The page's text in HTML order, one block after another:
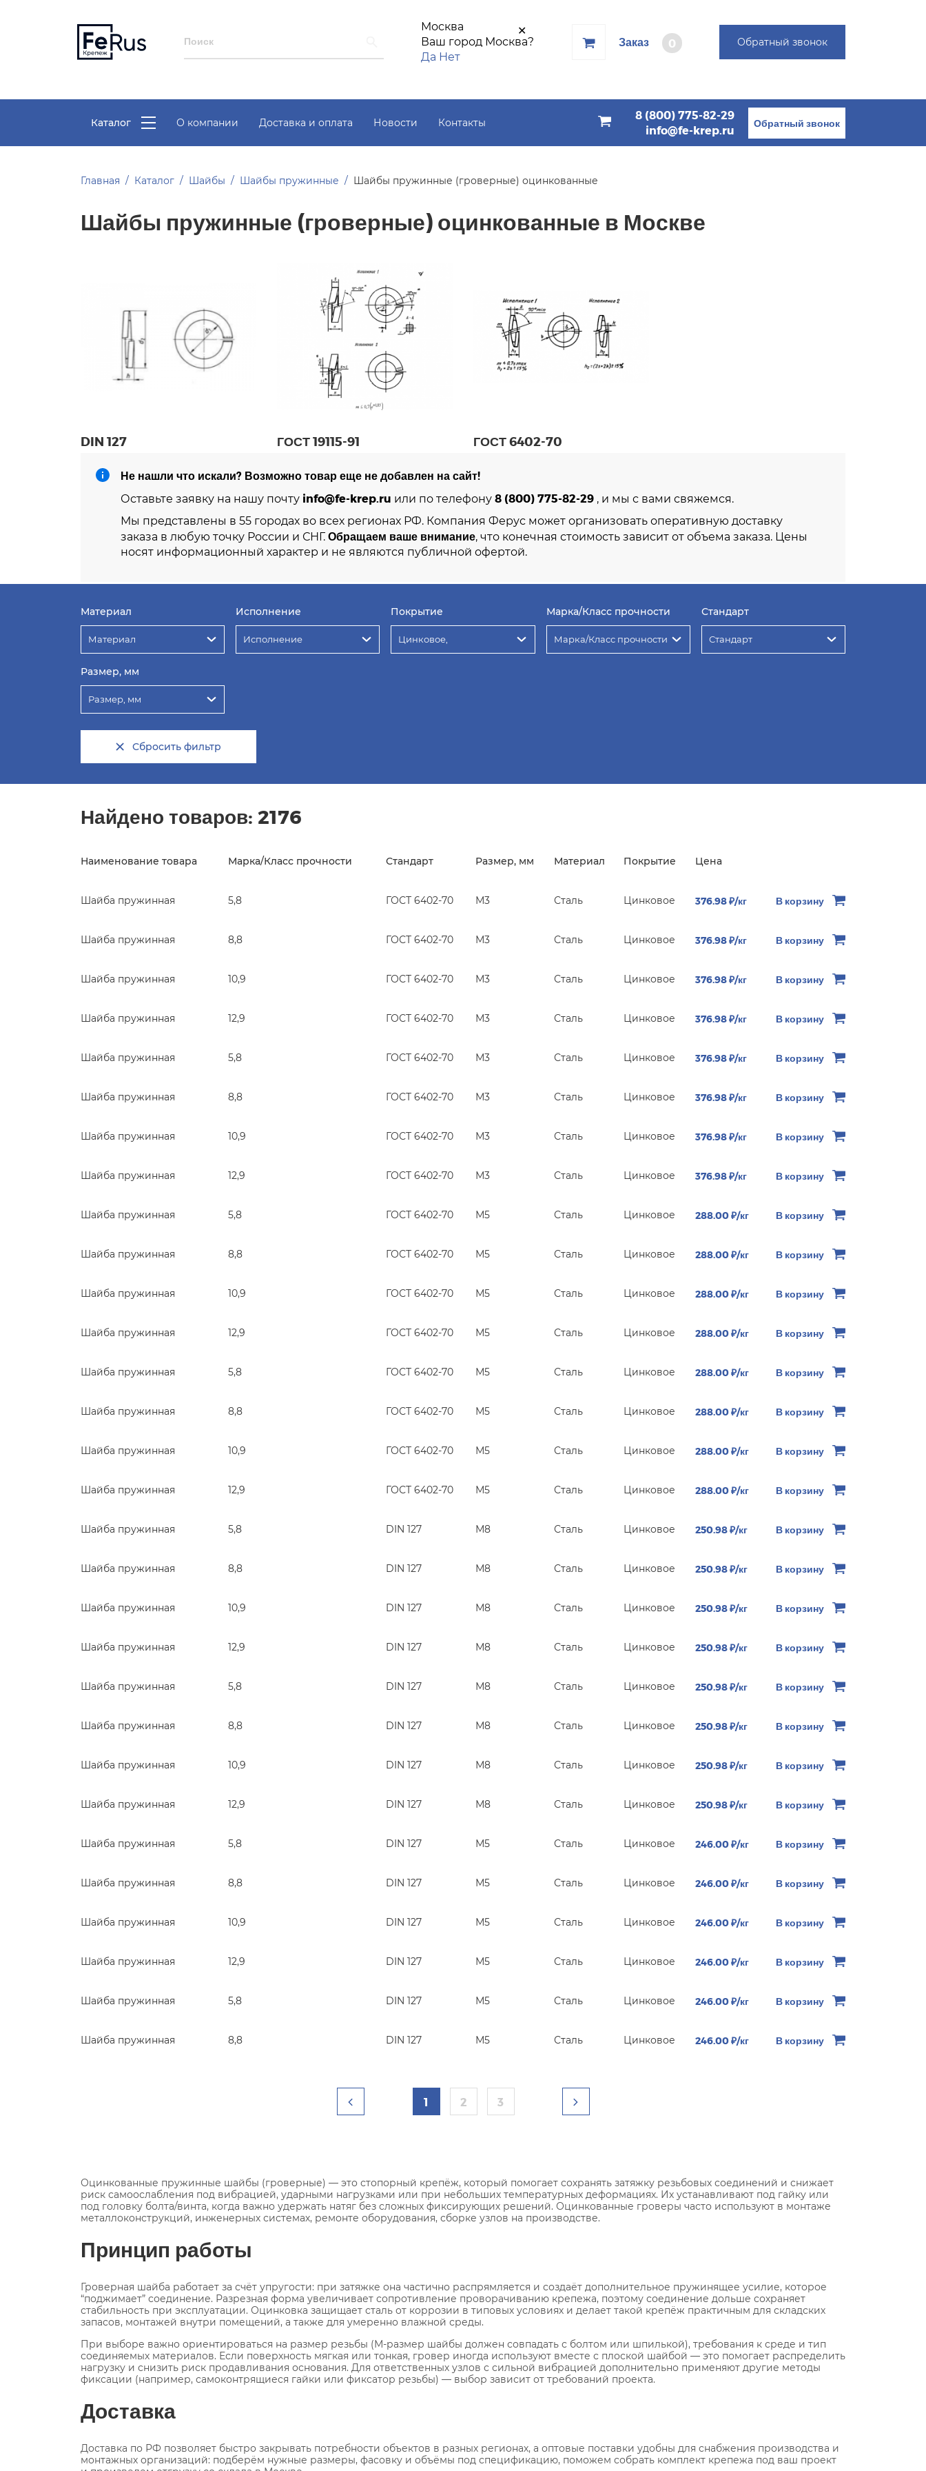
Москва
✕
Ваш город Москва?
Да Нет
Заказ 0 Обратный звонок
Каталог О компании Доставка и оплата Новости Контакты
8 (800) 775-82-29
info@fe-krep.ru
Обратный звонок
Главная Каталог Шайбы Шайбы пружинные Шайбы пружинные (гроверные) оцинкованные
Шайбы пружинные (гроверные) оцинкованные в Москве
DIN 127 ГОСТ 19115-91 ГОСТ 6402-70
Не нашли что искали? Возможно товар еще не добавлен на сайт!
Оставьте заявку на нашу почту info@fe-krep.ru или по телефону 8 (800) 775-82-29 , и мы с вами свяжемся.
Мы представлены в 55 городах во всех регионах РФ. Компания Ферус может организовать оперативную доставку
заказа в любую точку России и СНГ. Обращаем ваше внимание, что конечная стоимость зависит от объема заказа. Цены
носят информационный характер и не являются публичной офертой.
Материал
Материал
Исполнение
Исполнение
Покрытие
Цинковое,
Марка/Класс прочности
Марка/Класс прочности
Стандарт
Стандарт
Размер, мм
Размер, мм
Сбросить фильтр
Найдено товаров: 2176
Наименование товара Марка/Класс прочности Стандарт Размер, мм Материал Покрытие Цена
Шайба пружинная 5,8 ГОСТ 6402-70 М3 Сталь Цинковое 376.98 ₽/кг В корзину
Шайба пружинная 8,8 ГОСТ 6402-70 М3 Сталь Цинковое 376.98 ₽/кг В корзину
Шайба пружинная 10,9 ГОСТ 6402-70 М3 Сталь Цинковое 376.98 ₽/кг В корзину
Шайба пружинная 12,9 ГОСТ 6402-70 М3 Сталь Цинковое 376.98 ₽/кг В корзину
Шайба пружинная 5,8 ГОСТ 6402-70 М3 Сталь Цинковое 376.98 ₽/кг В корзину
Шайба пружинная 8,8 ГОСТ 6402-70 М3 Сталь Цинковое 376.98 ₽/кг В корзину
Шайба пружинная 10,9 ГОСТ 6402-70 М3 Сталь Цинковое 376.98 ₽/кг В корзину
Шайба пружинная 12,9 ГОСТ 6402-70 М3 Сталь Цинковое 376.98 ₽/кг В корзину
Шайба пружинная 5,8 ГОСТ 6402-70 М5 Сталь Цинковое 288.00 ₽/кг В корзину
Шайба пружинная 8,8 ГОСТ 6402-70 М5 Сталь Цинковое 288.00 ₽/кг В корзину
Шайба пружинная 10,9 ГОСТ 6402-70 М5 Сталь Цинковое 288.00 ₽/кг В корзину
Шайба пружинная 12,9 ГОСТ 6402-70 М5 Сталь Цинковое 288.00 ₽/кг В корзину
Шайба пружинная 5,8 ГОСТ 6402-70 М5 Сталь Цинковое 288.00 ₽/кг В корзину
Шайба пружинная 8,8 ГОСТ 6402-70 М5 Сталь Цинковое 288.00 ₽/кг В корзину
Шайба пружинная 10,9 ГОСТ 6402-70 М5 Сталь Цинковое 288.00 ₽/кг В корзину
Шайба пружинная 12,9 ГОСТ 6402-70 М5 Сталь Цинковое 288.00 ₽/кг В корзину
Шайба пружинная 5,8 DIN 127 М8 Сталь Цинковое 250.98 ₽/кг В корзину
Шайба пружинная 8,8 DIN 127 М8 Сталь Цинковое 250.98 ₽/кг В корзину
Шайба пружинная 10,9 DIN 127 М8 Сталь Цинковое 250.98 ₽/кг В корзину
Шайба пружинная 12,9 DIN 127 М8 Сталь Цинковое 250.98 ₽/кг В корзину
Шайба пружинная 5,8 DIN 127 М8 Сталь Цинковое 250.98 ₽/кг В корзину
Шайба пружинная 8,8 DIN 127 М8 Сталь Цинковое 250.98 ₽/кг В корзину
Шайба пружинная 10,9 DIN 127 М8 Сталь Цинковое 250.98 ₽/кг В корзину
Шайба пружинная 12,9 DIN 127 М8 Сталь Цинковое 250.98 ₽/кг В корзину
Шайба пружинная 5,8 DIN 127 М5 Сталь Цинковое 246.00 ₽/кг В корзину
Шайба пружинная 8,8 DIN 127 М5 Сталь Цинковое 246.00 ₽/кг В корзину
Шайба пружинная 10,9 DIN 127 М5 Сталь Цинковое 246.00 ₽/кг В корзину
Шайба пружинная 12,9 DIN 127 М5 Сталь Цинковое 246.00 ₽/кг В корзину
Шайба пружинная 5,8 DIN 127 М5 Сталь Цинковое 246.00 ₽/кг В корзину
Шайба пружинная 8,8 DIN 127 М5 Сталь Цинковое 246.00 ₽/кг В корзину
1 2 3
Оцинкованные пружинные шайбы (гроверные) — это стопорный крепёж, который помогает сохранять затяжку резьбовых соединений и снижает
риск самоослабления под вибрацией, ударными нагрузками или при небольших температурных деформациях. Их устанавливают под гайку или
под головку болта/винта, когда важно удержать натяг без сложных фиксирующих решений. Оцинкованные гроверы часто используют в монтаже
металлоконструкций, инженерных системах, ремонте оборудования, сборке узлов на производстве.
Принцип работы
Гроверная шайба работает за счёт упругости: при затяжке она частично распрямляется и создаёт дополнительное пружинящее усилие, которое
“поджимает” соединение. Разрезная форма увеличивает сопротивление проворачиванию крепежа, поэтому соединение дольше сохраняет
стабильность при эксплуатации. Оцинковка защищает сталь от коррозии в типовых условиях и делает такой крепёж практичным для складских
запасов, монтажей внутри помещений, а также для умеренно влажной среды.
При выборе важно ориентироваться на размер резьбы (М-размер шайбы должен совпадать с болтом или шпилькой), требования к среде и тип
соединяемых материалов. Если поверхность мягкая или тонкая, гровер иногда используют вместе с плоской шайбой — это помогает распределить
нагрузку и снизить риск продавливания основания. Для ответственных узлов с сильной вибрацией дополнительно применяют другие методы
фиксации (например, самоконтрящиеся гайки или фиксатор резьбы) — выбор зависит от требований проекта.
Доставка
Доставка по РФ позволяет быстро закрывать потребности объектов в разных регионах, а оптовые поставки удобны для снабжения производства и
монтажных организаций: подберём нужные размеры, фасовку и объёмы под спецификацию, поможем собрать комплект крепежа под ваш проект